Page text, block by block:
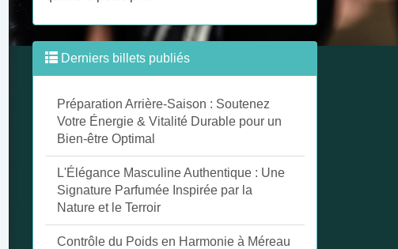
Derniers billets publiés
Préparation Arrière-Saison : Soutenez
Votre Énergie & Vitalité Durable pour un
Bien-être Optimal
L'Élégance Masculine Authentique : Une
Signature Parfumée Inspirée par la
Nature et le Terroir
Contrôle du Poids en Harmonie à Méreau